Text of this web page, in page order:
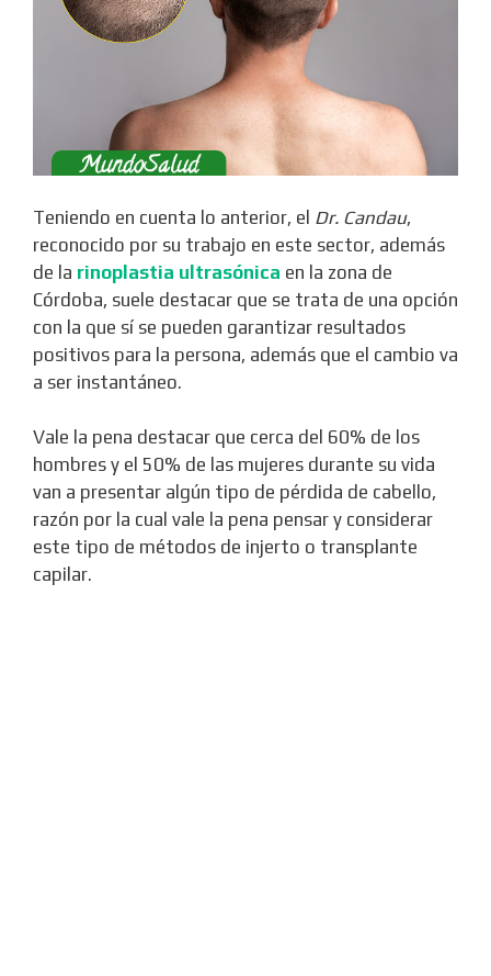
Teniendo en cuenta lo anterior, el Dr. Candau,
reconocido por su trabajo en este sector, además
de la rinoplastia ultrasónica en la zona de
Córdoba, suele destacar que se trata de una opción
con la que sí se pueden garantizar resultados
positivos para la persona, además que el cambio va
a ser instantáneo.
Vale la pena destacar que cerca del 60% de los
hombres y el 50% de las mujeres durante su vida
van a presentar algún tipo de pérdida de cabello,
razón por la cual vale la pena pensar y considerar
este tipo de métodos de injerto o transplante
capilar.